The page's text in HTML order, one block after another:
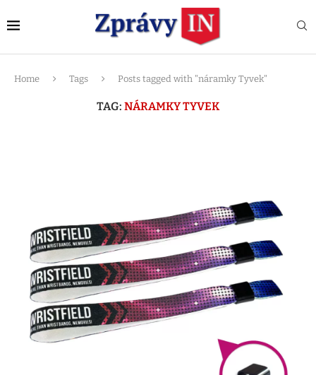
Home Tags Posts tagged with "náramky Tyvek"
TAG: NÁRAMKY TYVEK